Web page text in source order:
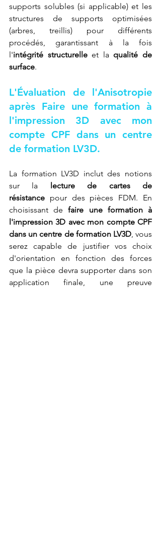
supports solubles (si applicable) et les
structures de supports optimisées
(arbres, treillis) pour différents
procédés, garantissant à la fois
l'intégrité structurelle et la qualité de
surface.
L'Évaluation de l'Anisotropie
après Faire une formation à
l'impression 3D avec mon
compte CPF dans un centre
de formation LV3D.
La formation LV3D inclut des notions
sur la
lecture de cartes de
résistance pour des pièces FDM. En
choisissant de faire une formation à
l'impression 3D avec mon compte CPF
dans un centre de formation LV3D, vous
serez capable de justifier vos choix
d'orientation en fonction des forces
que la pièce devra supporter dans son
application finale, une preuve